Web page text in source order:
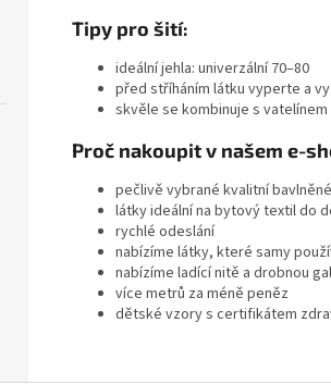
Tipy pro šití:
ideální jehla: univerzální 70–80
před stříháním látku vyperte a
skvěle se kombinuje s
Proč nakoupit v našem e-
pečlivě vybrané kvalitní
látky ideální na bytový textil do
rychlé odeslání
nabízíme látky, které samy
nabízíme ladící nitě a drobnou
více metrů za méně peněz
dětské vzory s certifikátem